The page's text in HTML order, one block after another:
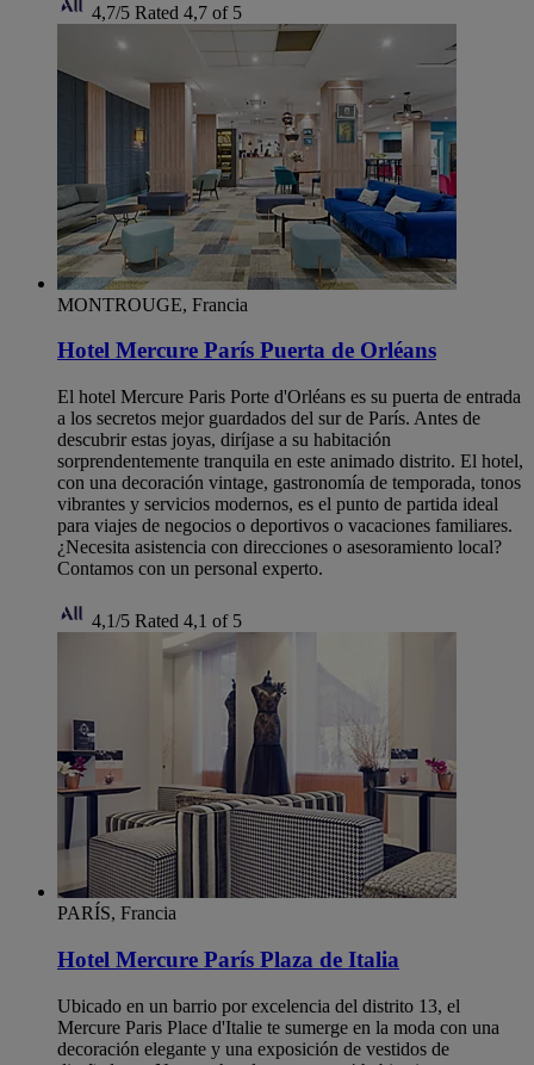
4,7/5 Rated 4,7 of 5
MONTROUGE, Francia
Hotel Mercure París Puerta de Orléans
El hotel Mercure Paris Porte d'Orléans es su puerta de entrada
a los secretos mejor guardados del sur de París. Antes de
descubrir estas joyas, diríjase a su habitación
sorprendentemente tranquila en este animado distrito. El hotel,
con una decoración vintage, gastronomía de temporada, tonos
vibrantes y servicios modernos, es el punto de partida ideal
para viajes de negocios o deportivos o vacaciones familiares.
¿Necesita asistencia con direcciones o asesoramiento local?
Contamos con un personal experto.
4,1/5 Rated 4,1 of 5
PARÍS, Francia
Hotel Mercure París Plaza de Italia
Ubicado en un barrio por excelencia del distrito 13, el
Mercure Paris Place d'Italie te sumerge en la moda con una
decoración elegante y una exposición de vestidos de